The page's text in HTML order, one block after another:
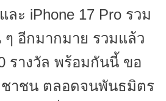
ละ iPhone 17 Pro รวม
ๆ อีกมากมาย รวมแล้ว
รางวัล พร้อมกันนี้ ขอ
าชน ตลอดจนพันธมิตร